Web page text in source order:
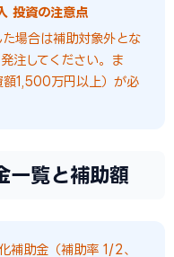
投資の注意点
場合は補助対象外とな
注してください。ま
1,500万円以上）が必
一覧と補助額
補助金（補助率 1/2、